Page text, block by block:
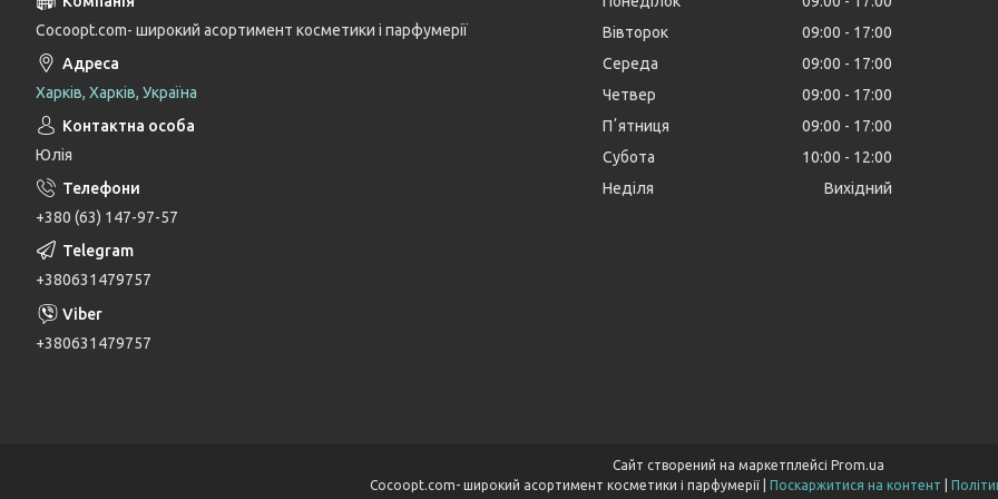
Cocoopt.com- широкий асортимент косметики і парфумерії
Харків, Харків, Україна
Юлія
+380 (63) 147-97-57
+380631479757
+380631479757
Вівторок
09:00
17:00
Середа
09:00
17:00
Четвер
09:00
17:00
Пʼятниця
09:00
17:00
Субота
10:00
12:00
Неділя
Вихідний
Сайт створений на маркетплейсі Prom.ua
Поскаржитися на контент